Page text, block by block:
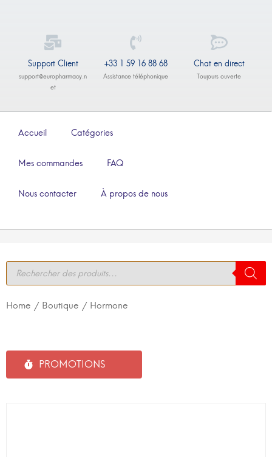
Support Client
support@europharmacy.n
et
+33 1 59 16 88 68
Assistance téléphonique
Chat en direct
Toujours ouverte
Accueil Catégories
Mes commandes FAQ
Nous contacter À propos de nous
Home / Boutique / Hormone
PROMOTIONS